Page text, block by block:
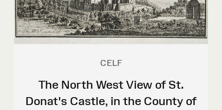
CELF
The North West View of St.
Donat's Castle, in the County of